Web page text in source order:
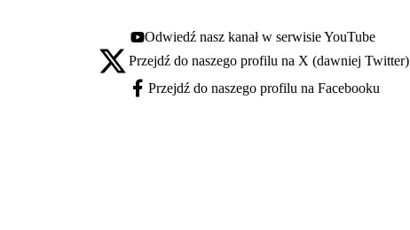
Youtube - otwiera się w nowej karcie
Odwiedź nasz kanał w serwisie YouTube
X - otwiera się w nowej karcie
Przejdź do naszego profilu na X (dawniej Twitter)
Facebook - otwiera się w nowej karcie
Przejdź do naszego profilu na Facebooku